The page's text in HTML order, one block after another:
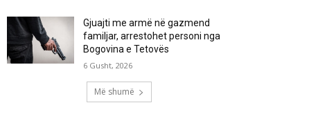
Gjuajti me armë në gazmend
familjar, arrestohet personi nga
Bogovina e Tetovës
6 Gusht, 2026
Më shumë